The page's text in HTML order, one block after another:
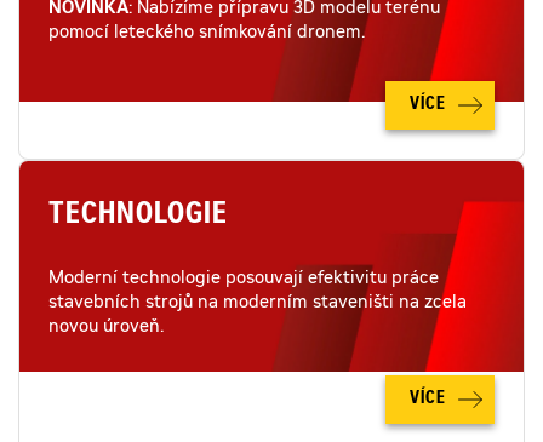
NOVINKA: Nabízíme přípravu 3D modelu terénu
pomocí leteckého snímkování dronem.
VÍCE
TECHNOLOGIE
Moderní technologie posouvají efektivitu práce
stavebních strojů na moderním staveništi na zcela
novou úroveň.
VÍCE